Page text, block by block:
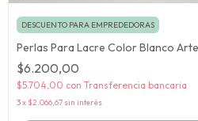
DESCUENTO PARA EMPREDEDORAS
Perlas Para Lacre Color Blanco
$6.200,00
$5.704,00 con Transferencia bancaria
3x $2.066,67 sin interés